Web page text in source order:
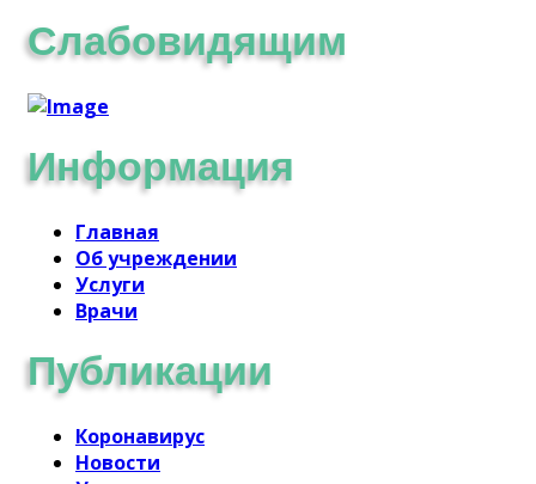
Слабовидящим
Информация
Главная
Об учреждении
Услуги
Врачи
Публикации
Коронавирус
Новости